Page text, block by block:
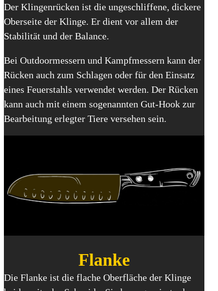
Der Klingenrücken ist die ungeschliffene, dickere
Oberseite der Klinge. Er dient vor allem der
Stabilität und der Balance.
Bei Outdoormessern und Kampfmessern kann der
Rücken auch zum Schlagen oder für den Einsatz
eines Feuerstahls verwendet werden. Der Rücken
kann auch mit einem sogenannten Gut-Hook zur
Bearbeitung erlegter Tiere versehen sein.
Flanke
Die Flanke ist die flache Oberfläche der Klinge